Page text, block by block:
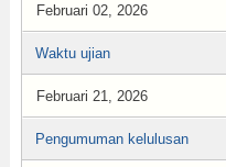
Februari 02, 2026
Waktu ujian
Februari 21, 2026
Pengumuman kelulusan